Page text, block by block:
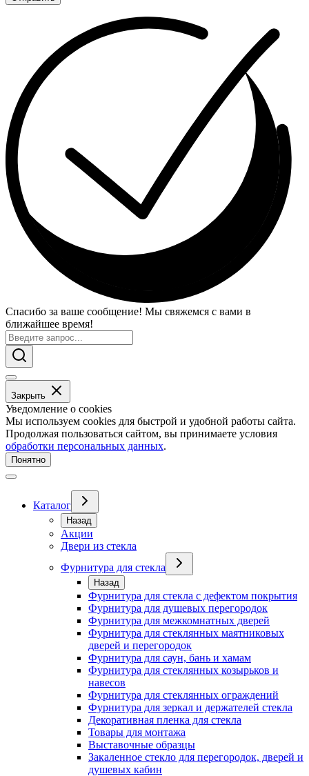
Спасибо за ваше сообщение! Мы свяжемся с вами в
ближайшее время!
Закрыть
Уведомление о cookies
Мы используем cookies для быстрой и удобной работы сайта.
Продолжая пользоваться сайтом, вы принимаете условия
обработки персональных данных.
Понятно
Каталог
Назад
Акции
Двери из стекла
Фурнитура для стекла
Назад
Фурнитура для стекла с дефектом покрытия
Фурнитура для душевых перегородок
Фурнитура для межкомнатных дверей
Фурнитура для стеклянных маятниковых
дверей и перегородок
Фурнитура для саун, бань и хамам
Фурнитура для стеклянных козырьков и
навесов
Фурнитура для стеклянных ограждений
Фурнитура для зеркал и держателей стекла
Декоративная пленка для стекла
Товары для монтажа
Выставочные образцы
Закаленное стекло для перегородок, дверей и
душевых кабин